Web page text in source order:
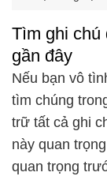
Tìm ghi chú
gần đây
Nếu bạn vô
tìm chúng
trữ tất cả ghi
này quan
quan trọng